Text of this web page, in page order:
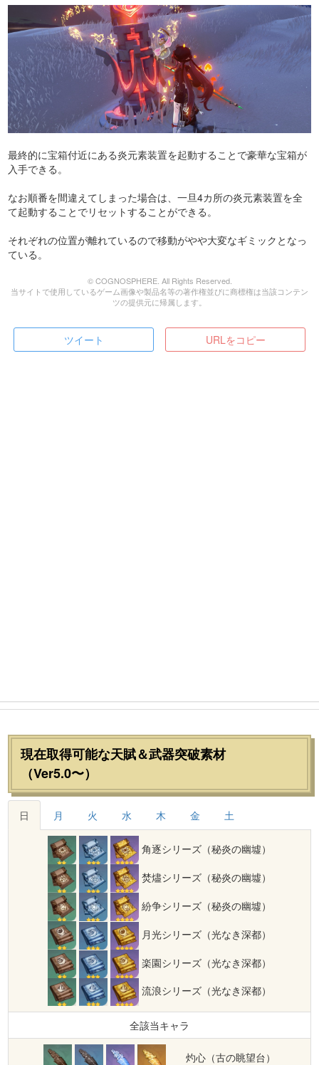
最終的に宝箱付近にある炎元素装置を起動することで豪華な宝箱が
入手できる。
なお順番を間違えてしまった場合は、一旦4カ所の炎元素装置を全
て起動することでリセットすることができる。
それぞれの位置が離れているので移動がやや大変なギミックとなっ
ている。
© COGNOSPHERE. All Rights Reserved.
当サイトで使用しているゲーム画像や製品名等の著作権並びに商標権は当該コンテン
ツの提供元に帰属します。
ツイート URLをコピー
現在取得可能な天賦＆武器突破素材
（Ver5.0〜）
日 月 火 水 木 金 土
角逐シリーズ（秘炎の幽墟）
焚燼シリーズ（秘炎の幽墟）
紛争シリーズ（秘炎の幽墟）
月光シリーズ（光なき深都）
楽園シリーズ（光なき深都）
流浪シリーズ（光なき深都）
全該当キャラ
灼心（古の眺望台）